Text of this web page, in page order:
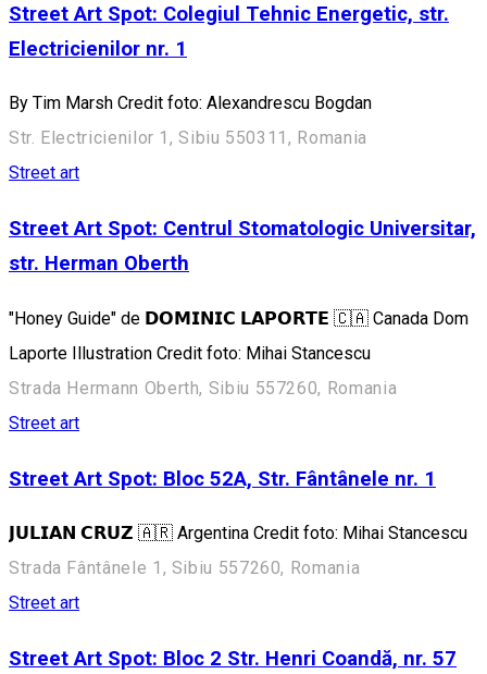
Street Art Spot: Colegiul Tehnic Energetic, str.
Electricienilor nr. 1
By Tim Marsh Credit foto: Alexandrescu Bogdan
Str. Electricienilor 1, Sibiu 550311, Romania
Street art
Street Art Spot: Centrul Stomatologic Universitar,
str. Herman Oberth
"Honey Guide" de 𝗗𝗢𝗠𝗜𝗡𝗜𝗖 𝗟𝗔𝗣𝗢𝗥𝗧𝗘 🇨🇦 Canada Dom
Laporte Illustration Credit foto: Mihai Stancescu
Strada Hermann Oberth, Sibiu 557260, Romania
Street art
Street Art Spot: Bloc 52A, Str. Fântânele nr. 1
𝗝𝗨𝗟𝗜𝗔𝗡 𝗖𝗥𝗨𝗭 🇦🇷 Argentina Credit foto: Mihai Stancescu
Strada Fântânele 1, Sibiu 557260, Romania
Street art
Street Art Spot: Bloc 2 Str. Henri Coandă, nr. 57